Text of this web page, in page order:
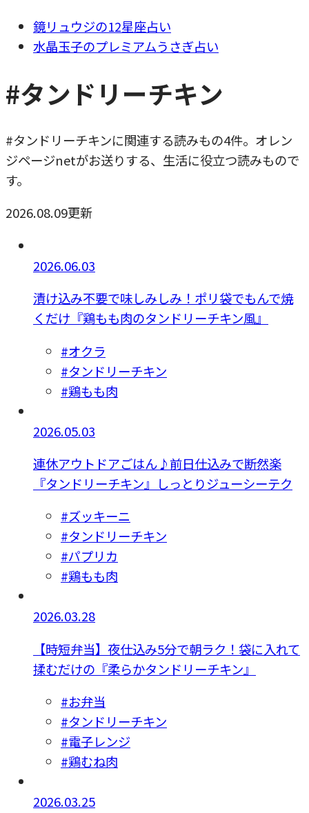
鏡リュウジの12星座占い
水晶玉子のプレミアムうさぎ占い
#タンドリーチキン
#タンドリーチキンに関連する読みもの4件。オレン
ジページnetがお送りする、生活に役立つ読みもので
す。
2026.08.09更新
2026.06.03
漬け込み不要で味しみしみ！ポリ袋でもんで焼
くだけ『鶏もも肉のタンドリーチキン風』
#オクラ
#タンドリーチキン
#鶏もも肉
2026.05.03
連休アウトドアごはん♪前日仕込みで断然楽
『タンドリーチキン』しっとりジューシーテク
#ズッキーニ
#タンドリーチキン
#パプリカ
#鶏もも肉
2026.03.28
【時短弁当】夜仕込み5分で朝ラク！袋に入れて
揉むだけの『柔らかタンドリーチキン』
#お弁当
#タンドリーチキン
#電子レンジ
#鶏むね肉
2026.03.25